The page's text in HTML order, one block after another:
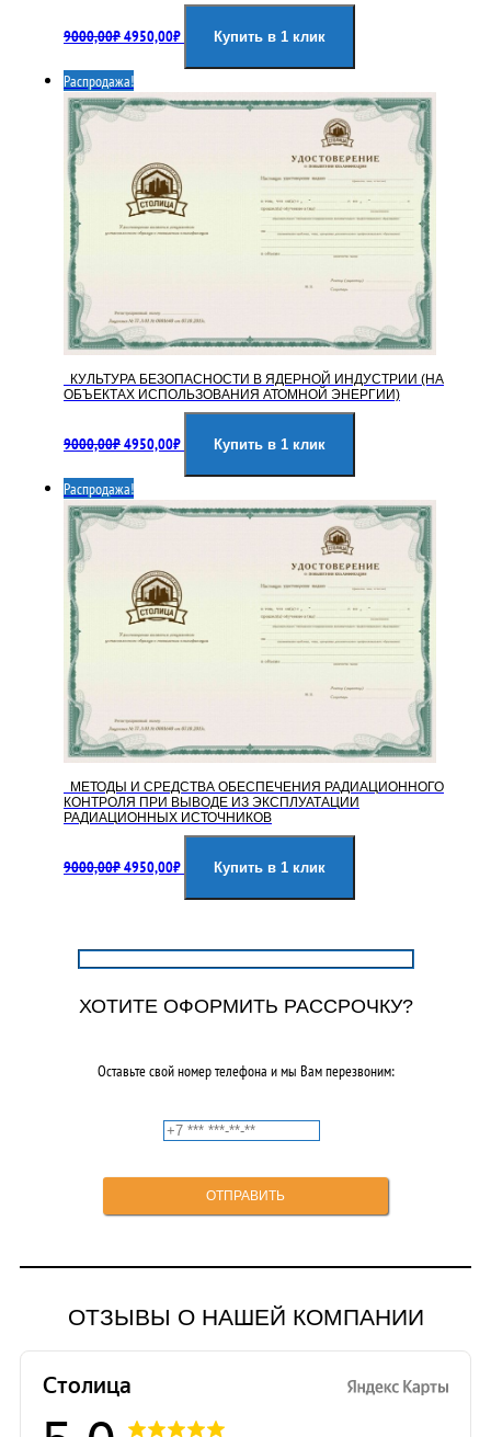
9000,00₽цена
9000,00₽.
4950,00₽цена:
Купить в 1 клик
Распродажа!
КУЛЬТУРА БЕЗОПАСНОСТИ В ЯДЕРНОЙ ИНДУСТРИИ (НА
ОБЪЕКТАХ ИСПОЛЬЗОВАНИЯ АТОМНОЙ ЭНЕРГИИ)
9000,00₽цена
9000,00₽.
4950,00₽цена:
Купить в 1 клик
Распродажа!
МЕТОДЫ И СРЕДСТВА ОБЕСПЕЧЕНИЯ РАДИАЦИОННОГО
КОНТРОЛЯ ПРИ ВЫВОДЕ ИЗ ЭКСПЛУАТАЦИИ
РАДИАЦИОННЫХ ИСТОЧНИКОВ
9000,00₽цена
4950,00₽цена:
Купить в 1 клик
ХОТИТЕ ОФОРМИТЬ РАССРОЧКУ?
Оставьте свой номер телефона и мы Вам перезвоним:
ОТЗЫВЫ О НАШЕЙ КОМПАНИИ